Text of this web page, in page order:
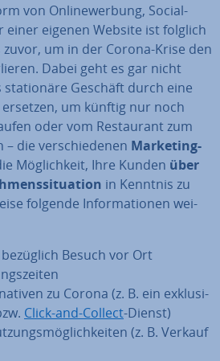
von On­line­wer­bung, Social-
einer eigenen Website ist folglich
um in der Corona-Krise den
Dabei geht es gar nicht
Geschäft durch eine
ersetzen, um künftig nur noch
oder vom Re­stau­rant zum
– die ver­schie­de­nen Marketing-
Mög­lich­keit, Ihre Kunden über
in Kenntnis zu
folgende In­for­ma­tio­nen wei­
Besuch vor Ort
zu Corona (z. B. ein ex­klu­si­
Click-and-Collect-Dienst)
(z. B. Verkauf